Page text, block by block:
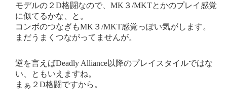
モデルの２D格闘なので、MK３/MKTとかのプレイ感覚
に似てるかな、と。
コンボのつなぎもMK３/MKT感覚っぽい気がします。
まだうまくつながってませんが。
逆を言えばDeadly Alliance以降のプレイスタイルではな
い、ともいえますね。
まぁ２D格闘ですから。